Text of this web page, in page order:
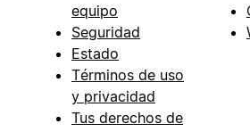
equipo
Seguridad
Estado
Términos de uso
y privacidad
Tus derechos de